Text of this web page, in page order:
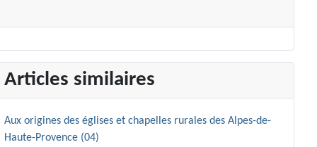
Articles similaires
Aux origines des églises et chapelles rurales des Alpes-de-
Haute-Provence (04)